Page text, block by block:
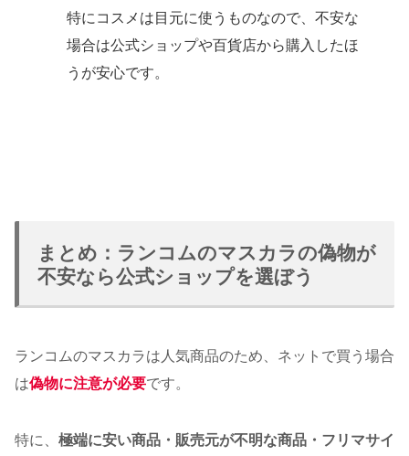
特にコスメは目元に使うものなので、不安な
場合は公式ショップや百貨店から購入したほ
うが安心です。
まとめ：ランコムのマスカラの偽物が
不安なら公式ショップを選ぼう
ランコムのマスカラは人気商品のため、ネットで買う場合
は偽物に注意が必要です。
特に、 極端に安い商品・販売元が不明な商品・フリマサイ